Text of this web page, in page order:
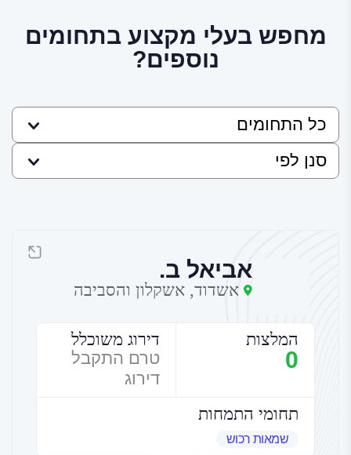
מחפש בעלי מקצוע בתחומים
נוספים?
אביאל ב.
אשדוד, אשקלון והסביבה
המלצות
0
דירוג משוכלל
טרם התקבל
דירוג
תחומי התמחות
שמאות רכוש